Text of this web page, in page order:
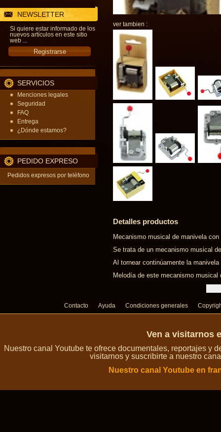
NEWSLETTER
Si quiere estar informado de los
nuevos artículos en este sitio
web ...
SERVICIOS
Menciones legales
Seguridad
FAQ
Entrega
¿Dónde estamos?
PEDIDO EXPRESO
Pedidos expresos por teléfono
ver tambien :
Detalles productos
Mecanismo musical de manivela
Se trata de un mecanismo musical
Al tornear continúamente la
Melodía de este mecanismo
Contacto Ayuda Condiciones generales
Ven a visitarnos
Nuestro canal Youtube te ofrece documentales, reportajes y
visitarnos y suscribirte a nuestro
Nuestro canal Youtube en